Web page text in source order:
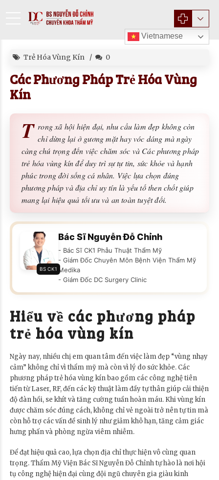
Vietnamese
Trẻ Hóa Vùng Kín 0
Các Phương Pháp Trẻ Hóa Vùng
Kín
T rong xã hội hiện đại, nhu cầu làm đẹp không còn
chỉ dừng lại ở gương mặt hay vóc dáng mà ngày
càng chú trọng đến việc chăm sóc và Các phương pháp
trẻ hóa vùng kín để duy trì sự tự tin, sức khỏe và hạnh
phúc trong đời sống cá nhân. Việc lựa chọn đúng
phương pháp và địa chỉ uy tín là yếu tố then chốt giúp
mang lại hiệu quả tối ưu và an toàn tuyệt đối.
BS CK1
Bác Sĩ Nguyễn Đỗ Chỉnh
- Bác Sĩ CK1 Phẫu Thuật Thẩm Mỹ
- Giám Đốc Chuyên Môn Bệnh Viện Thẩm Mỹ
Medika
- Giám Đốc DC Surgery Clinic
Hiểu về các phương pháp
trẻ hóa vùng kín
Ngày nay, nhiều chị em quan tâm đến việc làm đẹp “vùng nhạy
cảm” không chỉ vì thẩm mỹ mà còn vì lý do sức khỏe. Các
phương pháp trẻ hóa vùng kín bao gồm các công nghệ tiên
tiến từ Laser, RF, đến các kỹ thuật làm đầy tự thân giúp cải thiện
độ đàn hồi, se khít và tăng cường tuần hoàn máu. Khi vùng kín
được chăm sóc đúng cách, không chỉ vẻ ngoài trở nên tự tin mà
còn hỗ trợ các vấn đề sinh lý như giảm khô hạn, tăng cảm giác
hưng phấn và phòng ngừa viêm nhiễm.
Để đạt hiệu quả cao, lựa chọn địa chỉ thực hiện vô cùng quan
trọng. Thẩm Mỹ Viện Bác Sĩ Nguyễn Đỗ Chỉnh tự hào là nơi hội
tụ công nghệ hiện đại cùng đội ngũ chuyên gia giàu kinh